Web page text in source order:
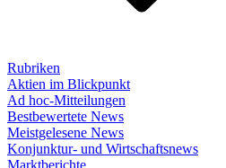
Rubriken
Aktien im Blickpunkt
Ad hoc-Mitteilungen
Bestbewertete News
Meistgelesene News
Konjunktur- und Wirtschaftsnews
Marktberichte